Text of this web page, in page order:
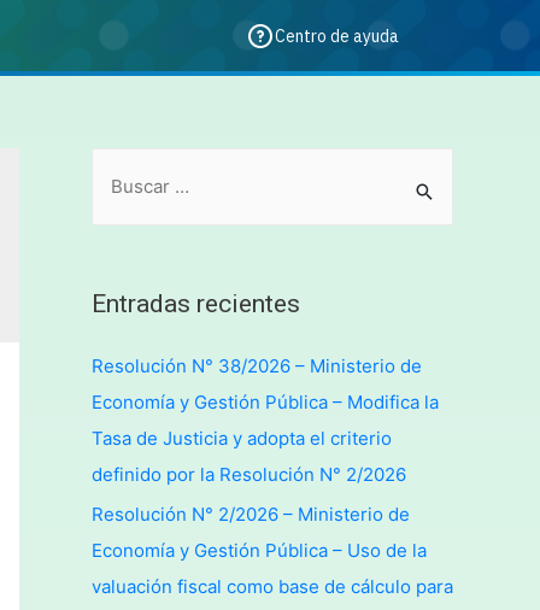
Centro de ayuda
Entradas recientes
Resolución N° 38/2026 – Ministerio de
Economía y Gestión Pública – Modifica la
Tasa de Justicia y adopta el criterio
definido por la Resolución N° 2/2026
Resolución N° 2/2026 – Ministerio de
Economía y Gestión Pública – Uso de la
valuación fiscal como base de cálculo para